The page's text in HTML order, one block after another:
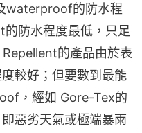
waterproof的防水程
防水程度最低，只足
的產品由於表
較好；但要數到最能
，經如 Gore-Tex的
惡劣天氣或極端暴雨